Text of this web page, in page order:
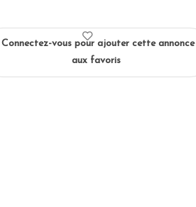
Connectez-vous pour ajouter cette annonce
aux favoris